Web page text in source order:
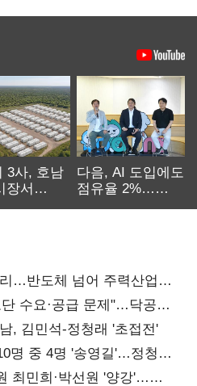
3사, 호남
장서
다음, AI 도입에도
점유율 2%…
…반도체 넘어 주력산업
수요·공급 문제"…닥공
, 김민석-정청래 '초접전'
명 중 4명 '송영길'…정청래
최민희·박선원 '양강'…